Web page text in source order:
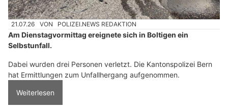
21.07.26 VON POLIZEI.NEWS REDAKTION
Am Dienstagvormittag ereignete sich in Boltigen ein
Selbstunfall.
Dabei wurden drei Personen verletzt. Die Kantonspolizei Bern
hat Ermittlungen zum Unfallhergang aufgenommen.
Weiterlesen